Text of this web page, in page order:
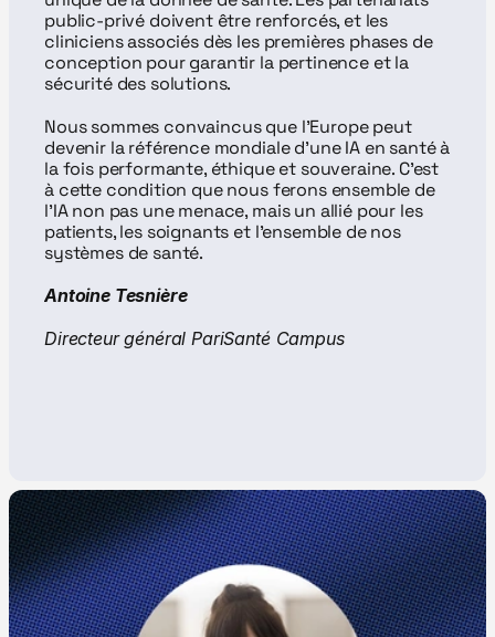
public-privé doivent être renforcés, et les
cliniciens associés dès les premières phases de
conception pour garantir la pertinence et la
sécurité des solutions.
Nous sommes convaincus que l’Europe peut
devenir la référence mondiale d’une IA en santé à
la fois performante, éthique et souveraine. C’est
à cette condition que nous ferons ensemble de
l’IA non pas une menace, mais un allié pour les
patients, les soignants et l’ensemble de nos
systèmes de santé.
Antoine Tesnière
Directeur général PariSanté Campus